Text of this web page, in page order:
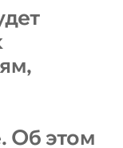
Об этом